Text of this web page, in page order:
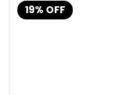
19% OFF